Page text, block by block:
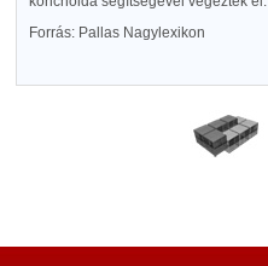
Forrás: Pallas Nagylexikon